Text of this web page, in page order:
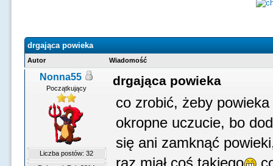
drgająca powieka
Autor Wiadomość
Nonna55
Początkujący
Liczba postów: 32
drgająca powieka
co zrobić, żeby
okropne uczucie, bo
się ani zamknąć
raz miał coś takiego